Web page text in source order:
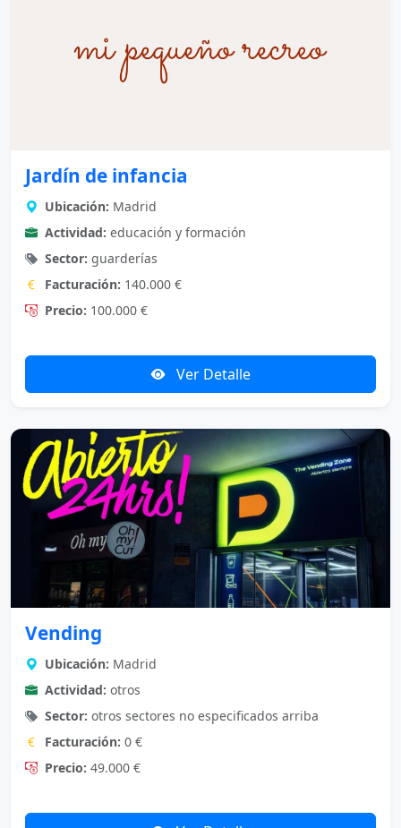
Jardín de infancia
Ubicación: Madrid
Actividad: educación y formación
Sector: guarderías
Facturación: 140.000 €
Precio: 100.000 €
Ver Detalle
Vending
Ubicación: Madrid
Actividad: otros
Sector: otros sectores no especificados arriba
Facturación: 0 €
Precio: 49.000 €